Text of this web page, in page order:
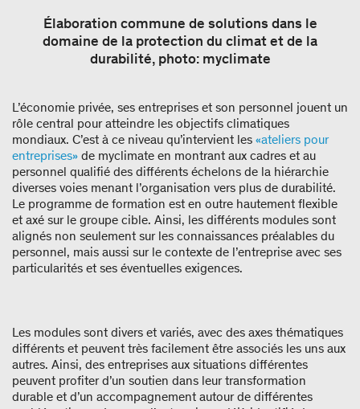
Élaboration commune de solutions dans le
domaine de la protection du climat et de la
durabilité, photo: myclimate
L’économie privée, ses entreprises et son personnel jouent un
rôle central pour atteindre les objectifs climatiques
mondiaux. C’est à ce niveau qu’intervient les «ateliers pour
entreprises» de myclimate en montrant aux cadres et au
personnel qualifié des différents échelons de la hiérarchie
diverses voies menant l’organisation vers plus de durabilité.
Le programme de formation est en outre hautement flexible
et axé sur le groupe cible. Ainsi, les différents modules sont
alignés non seulement sur les connaissances préalables du
personnel, mais aussi sur le contexte de l’entreprise avec ses
particularités et ses éventuelles exigences.
Les modules sont divers et variés, avec des axes thématiques
différents et peuvent très facilement être associés les uns aux
autres. Ainsi, des entreprises aux situations différentes
peuvent profiter d’un soutien dans leur transformation
durable et d’un accompagnement autour de différentes